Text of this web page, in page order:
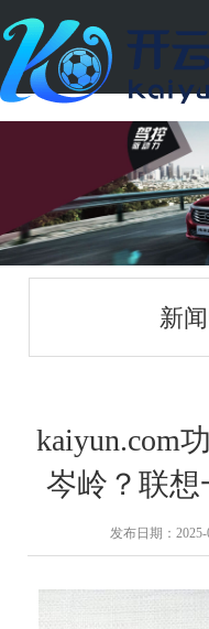
新
kaiyun.com
岑岭？联想
发布日期：